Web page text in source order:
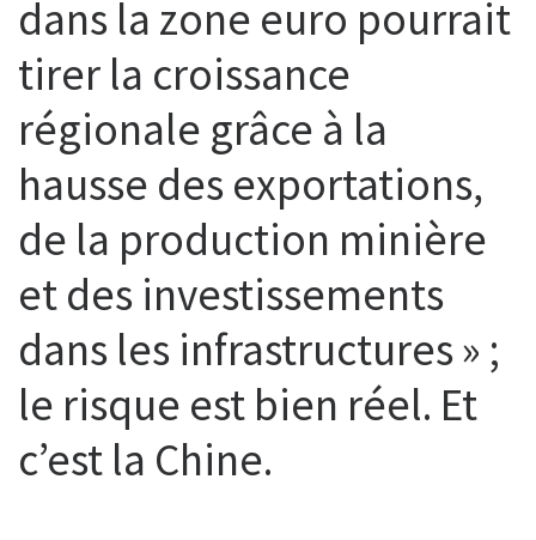
dans la zone euro pourrait
tirer la croissance
régionale grâce à la
hausse des exportations,
de la production minière
et des investissements
dans les infrastructures » ;
le risque est bien réel. Et
c’est la Chine.